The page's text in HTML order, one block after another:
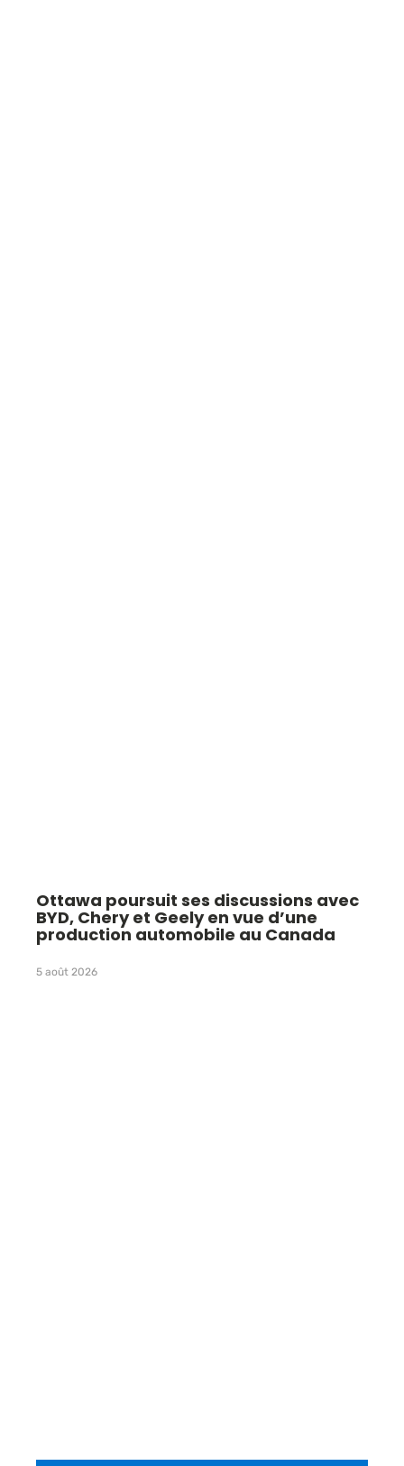
Ottawa poursuit ses discussions avec
BYD, Chery et Geely en vue d’une
production automobile au Canada
5 août 2026